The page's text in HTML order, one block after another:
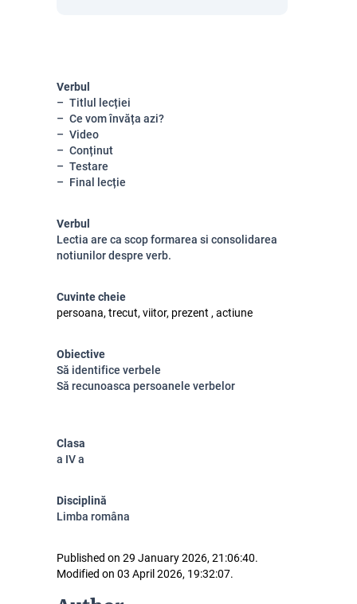
Verbul
Titlul lecției
Ce vom învăța azi?
Video
Conținut
Testare
Final lecție
Verbul
Lectia are ca scop formarea si consolidarea
notiunilor despre verb.
Cuvinte cheie
persoana, trecut, viitor, prezent , actiune
Obiective
Să identifice verbele
Să recunoasca persoanele verbelor
Clasa
a IV a
Disciplină
Limba româna
Published on 29 January 2026, 21:06:40.
Modified on 03 April 2026, 19:32:07.